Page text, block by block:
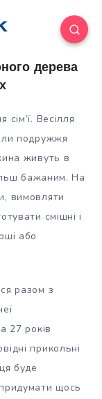
дерева
Весілля
подружжя
живуть в
бажаним. На
вимовляти
смішні і
або
разом з
27 років
прикольні
буде
щось